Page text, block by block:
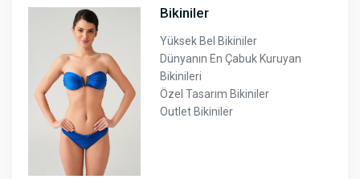
Bikiniler
Yüksek Bel Bikiniler
Dünyanın En Çabuk Kuruyan
Bikinileri
Özel Tasarım Bikiniler
Outlet Bikiniler